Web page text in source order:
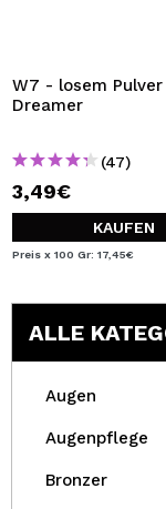
W7 - losem
Dreamer
(47)
3,49€
KAUFEN
Preis x 100 Gr: 17,45€
ALLE
Augen
Augenpflege
Bronzer